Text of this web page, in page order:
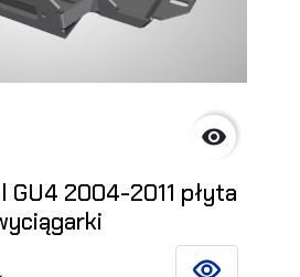

GU4 2004-2011 płyta